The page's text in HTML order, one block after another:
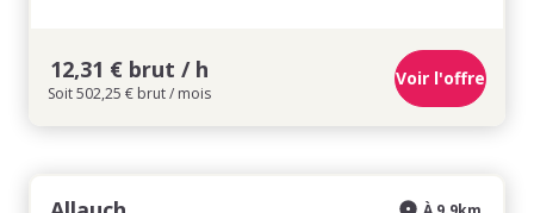
12,31 € brut / h
Soit 502,25 € brut / mois
Voir l'offre